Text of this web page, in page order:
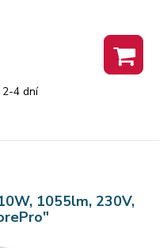
4 dní
1055lm, 230V,